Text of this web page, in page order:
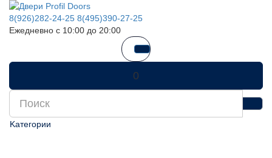
8(926)282-24-25 8(495)390-27-25
Ежедневно с 10:00 до 20:00
0
Kатегории